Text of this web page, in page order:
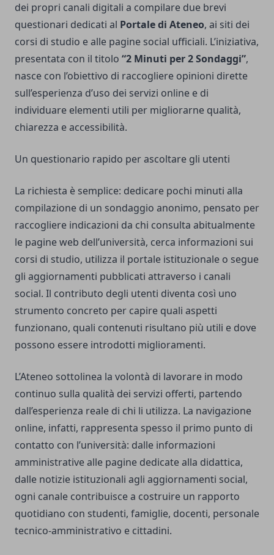
dei propri canali digitali a compilare due brevi
questionari dedicati al Portale di Ateneo, ai siti dei
corsi di studio e alle pagine social ufficiali. L’iniziativa,
presentata con il titolo “2 Minuti per 2 Sondaggi”,
nasce con l’obiettivo di raccogliere opinioni dirette
sull’esperienza d’uso dei servizi online e di
individuare elementi utili per migliorarne qualità,
chiarezza e accessibilità.
Un questionario rapido per ascoltare gli utenti
La richiesta è semplice: dedicare pochi minuti alla
compilazione di un sondaggio anonimo, pensato per
raccogliere indicazioni da chi consulta abitualmente
le pagine web dell’università, cerca informazioni sui
corsi di studio, utilizza il portale istituzionale o segue
gli aggiornamenti pubblicati attraverso i canali
social. Il contributo degli utenti diventa così uno
strumento concreto per capire quali aspetti
funzionano, quali contenuti risultano più utili e dove
possono essere introdotti miglioramenti.
L’Ateneo sottolinea la volontà di lavorare in modo
continuo sulla qualità dei servizi offerti, partendo
dall’esperienza reale di chi li utilizza. La navigazione
online, infatti, rappresenta spesso il primo punto di
contatto con l’università: dalle informazioni
amministrative alle pagine dedicate alla didattica,
dalle notizie istituzionali agli aggiornamenti social,
ogni canale contribuisce a costruire un rapporto
quotidiano con studenti, famiglie, docenti, personale
tecnico-amministrativo e cittadini.